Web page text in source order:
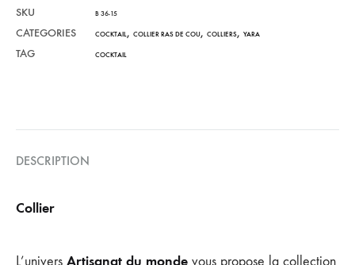
SKU B 36-15
CATEGORIES COCKTAIL, COLLIER RAS DE COU, COLLIERS, YARA
TAG COCKTAIL
DESCRIPTION
Collier
L’univers Artisanat du monde vous propose la collection